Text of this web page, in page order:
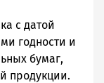
с датой
годности и
бумаг,
продукции.